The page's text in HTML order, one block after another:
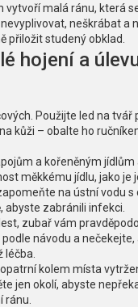
vytvoří malá ránu, která
neškrábat a
přiložit studený obklad.
hojení a
Použijte led na tvář
kůži – obalte ho
a kořeněným jídlům
měkkému jídlu, jako je
na ústní vodu
abyste zabránili infekci.
zubař vám
návodu a
léčba.
kolem místa
jen okolí, abyste
ránu.